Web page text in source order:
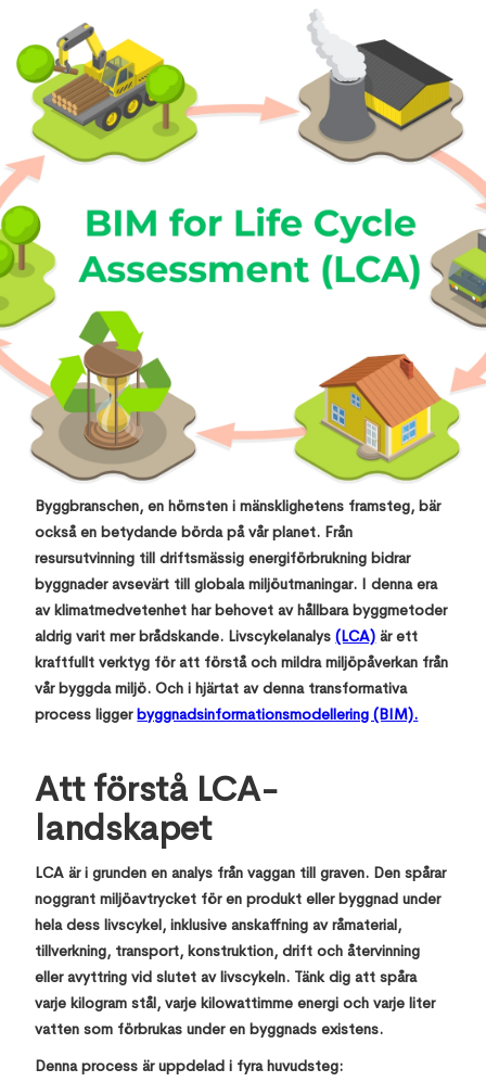
Lakshmi Chandrika
August 7, 2025
Byggbranschen, en hörnsten i mänsklighetens framsteg, bär
också en betydande börda på vår planet. Från
resursutvinning till driftsmässig energiförbrukning bidrar
byggnader avsevärt till globala miljöutmaningar. I denna era
av klimatmedvetenhet har behovet av hållbara byggmetoder
aldrig varit mer brådskande. Livscykelanalys(LCA) är ett
kraftfullt verktyg för att förstå och mildra miljöpåverkan från
vår byggda miljö. Och i hjärtat av denna transformativa
process liggerbyggnadsinformationsmodellering (BIM).
Att förstå LCA-
landskapet
LCA är i grunden en analys från vaggan till graven. Den spårar
noggrant miljöavtrycket för en produkt eller byggnad under
hela dess livscykel, inklusive anskaffning av råmaterial,
tillverkning, transport, konstruktion, drift och återvinning
eller avyttring vid slutet av livscykeln. Tänk dig att spåra
varje kilogram stål, varje kilowattimme energi och varje liter
vatten som förbrukas under en byggnads existens.
Denna process är uppdelad i fyra huvudsteg: